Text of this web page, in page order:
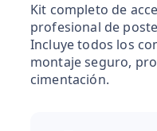
Kit completo de
profesional de
Incluye todos los
montaje seguro,
cimentación.